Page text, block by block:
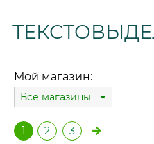
Мой магазин:
Все магазины
1 2 3